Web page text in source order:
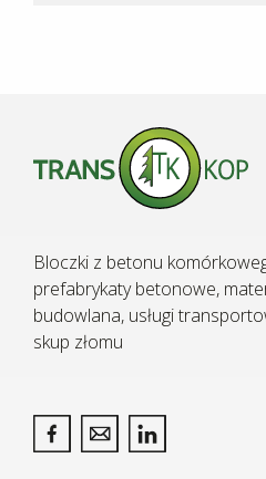
Bloczki z betonu
prefabrykaty betonowe,
budowlana, usługi
skup złomu